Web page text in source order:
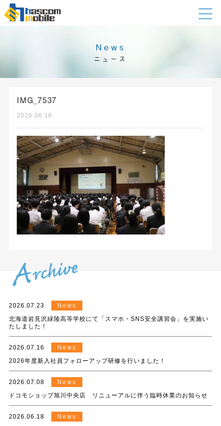
News
ニュース
IMG_7537
2026.06.16
2026.07.23
News
北海道岩見沢緑陵高等学校にて「スマホ・SNS安全講習会」を実施い
たしました！
2026.07.16
News
2026年度新入社員フォローアップ研修を行いました！
2026.07.08
News
ドコモショップ旭川中央店 リニューアルに伴う臨時休業のお知らせ
2026.06.18
News